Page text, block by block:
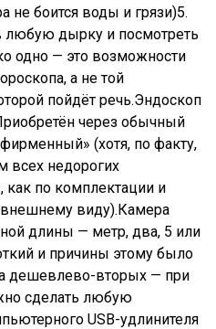
не боится воды и грязи)5.
любую дырку и посмотреть
одно — это возможности
а не той
пойдёт речь.Эндоскоп
через обычный
(хотя, по факту,
всех недорогих
как по комплектации и
внешнему виду).Камера
длины — метр, два, 5 или
и причины этому было
дешевлево-вторых — при
сделать любую
USB-удлинителя